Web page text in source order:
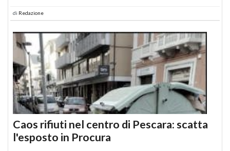
di Redazione
Caos rifiuti nel centro di Pescara: scatta
l'esposto in Procura